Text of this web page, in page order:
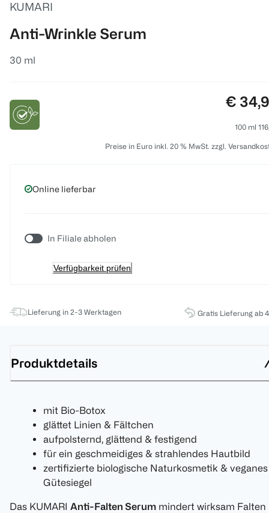
KUMARI
Anti-Wrinkle Serum
30 ml
Preis:
€
100 ml
Preise in Euro inkl. 20 % MwSt. zzgl.
Online lieferbar
In Filiale abholen
Verfügbarkeit prüfen
Lieferung in 2-3 Werktagen Gratis Lieferung ab
Produktdetails
mit Bio-Botox
glättet Linien & Fältchen
aufpolsternd, glättend & festigend
für ein geschmeidiges & strahlendes Hautbild
zertifizierte biologische Naturkosmetik & veganes
Gütesiegel
Das KUMARI Anti-Falten Serum mindert wirksam Falten